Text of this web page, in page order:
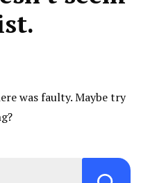
was faulty. Maybe try